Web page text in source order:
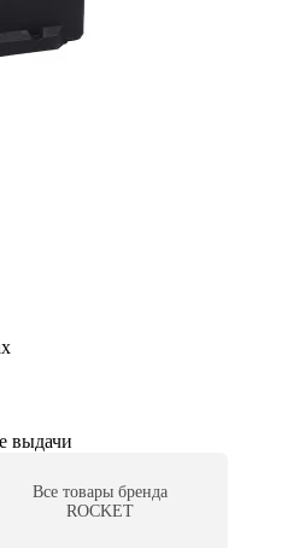
выдачи
Все товары бренда
ROCKET